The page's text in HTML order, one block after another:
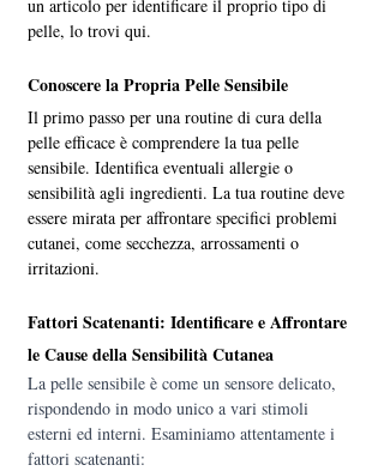
un articolo per identificare il proprio tipo di
pelle, lo trovi qui.
Conoscere la Propria Pelle Sensibile
Il primo passo per una routine di cura della
pelle efficace è comprendere la tua pelle
sensibile. Identifica eventuali allergie o
sensibilità agli ingredienti. La tua routine deve
essere mirata per affrontare specifici problemi
cutanei, come secchezza, arrossamenti o
irritazioni.
Fattori Scatenanti: Identificare e Affrontare
le Cause della Sensibilità Cutanea
La pelle sensibile è come un sensore delicato,
rispondendo in modo unico a vari stimoli
esterni ed interni. Esaminiamo attentamente i
fattori scatenanti: